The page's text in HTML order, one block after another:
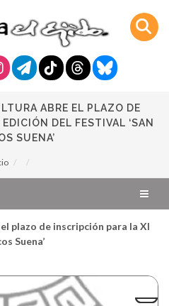
ABRE EL PLAZO DE
DEL FESTIVAL ‘SAN
SUENA’
plazo de inscripción para la XI
Suena’